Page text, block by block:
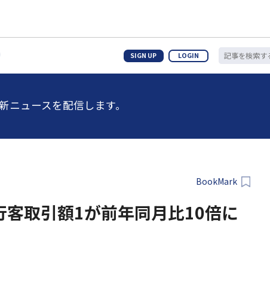
SIGN UP LOGIN
ュースを配信します。
BookMark
取引額1が前年同月比10倍に